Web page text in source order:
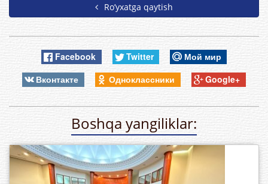
Ro’yxatga qaytish
Facebook Twitter
Мой мир
Вконтакте
Одноклассники Google+
Boshqa yangiliklar: